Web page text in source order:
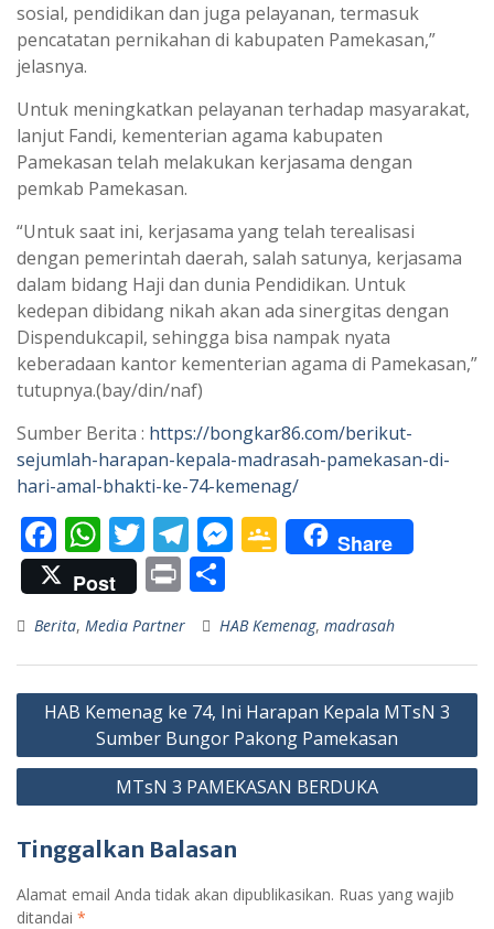
sosial, pendidikan dan juga pelayanan, termasuk
pencatatan pernikahan di kabupaten Pamekasan,”
jelasnya.
Untuk meningkatkan pelayanan terhadap masyarakat,
lanjut Fandi, kementerian agama kabupaten
Pamekasan telah melakukan kerjasama dengan
pemkab Pamekasan.
“Untuk saat ini, kerjasama yang telah terealisasi
dengan pemerintah daerah, salah satunya, kerjasama
dalam bidang Haji dan dunia Pendidikan. Untuk
kedepan dibidang nikah akan ada sinergitas dengan
Dispendukcapil, sehingga bisa nampak nyata
keberadaan kantor kementerian agama di Pamekasan,”
tutupnya.(bay/din/naf)
Sumber Berita : https://bongkar86.com/berikut-
sejumlah-harapan-kepala-madrasah-pamekasan-di-
hari-amal-bhakti-ke-74-kemenag/
F
ac
e
b
o
o
k
W
h
at
s
A
p
p
T
w
itt
er
T
el
e
gr
a
m
M
e
n
g
er
G
o
gl
e
Cl
as
sr
o
m
Share
Post
Pr
in
t
h
ar
e
Berita, Media Partner HAB Kemenag, madrasah
Navigasi
HAB Kemenag ke 74, Ini Harapan Kepala MTsN 3
Sumber Bungor Pakong Pamekasan
MTsN 3 PAMEKASAN BERDUKA
Tinggalkan Balasan
Alamat email Anda tidak akan dipublikasikan. Ruas yang wajib
ditandai *